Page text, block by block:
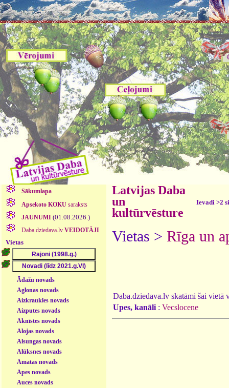
Sākumlapa
Apsekoto KOKUsaraksts
JAUNUMI (01.08.2026.)
Daba.dziedava.lv VEIDOTĀJI
Vietas
Ādažu novads
Aglonas novads
Aizkraukles novads
Aizputes novads
Aknīstes novads
Alojas novads
Alsungas novads
Alūksnes novads
Amatas novads
Apes novads
Auces novads
Latvijas Daba
un
kultūrvēsture
Ievadi >2
Vietas > Rīga un
Daba.dziedava.lv skatāmi šai vietā
Upes, kanāli : Vecslocene